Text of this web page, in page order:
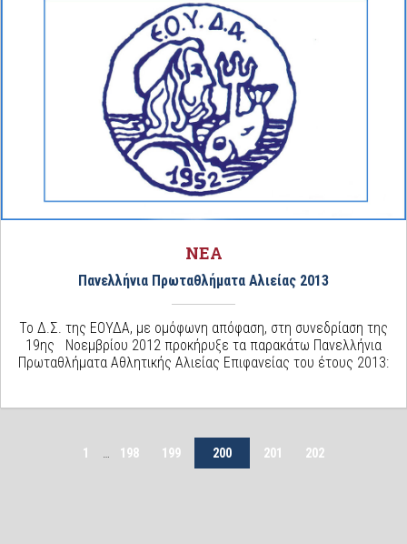
ΝΕΑ
Πανελλήνια Πρωταθλήματα Αλιείας 2013
Το Δ.Σ. της ΕΟΥΔΑ, με ομόφωνη απόφαση, στη συνεδρίαση της
19ης Νοεμβρίου 2012 προκήρυξε τα παρακάτω Πανελλήνια
Πρωταθλήματα Αθλητικής Αλιείας Επιφανείας του έτους 2013:
1 198 199 200 201 202